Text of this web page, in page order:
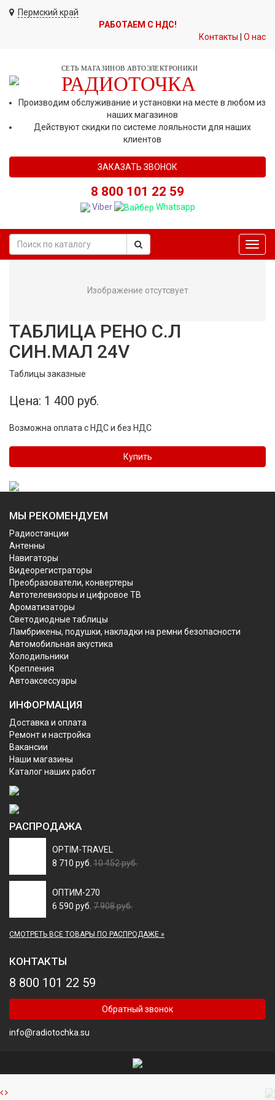
Пермский край
РАБОТАЕМ С НДС!
Контакты
О нас
СЕТЬ МАГАЗИНОВ АВТОЭЛЕКТРОНИКИ
РАДИОТОЧКА
Производим обслуживание и установки на месте в любом из
наших магазинов
Действуют скидки по системе лояльности для наших
клиентов
ЗАКАЗАТЬ ЗВОНОК
8 800 101 22 59
Viber Whatsapp
Изображение отсутсвует
ТАБЛИЦА РЕНО С.Л
СИН.МАЛ 24V
Таблицы заказные
Цена: 1 400 руб.
Возможна оплата с НДС и без НДС
Купить
МЫ РЕКОМЕНДУЕМ
Радиостанции
Антенны
Навигаторы
Видеорегистраторы
Преобразователи, конвертеры
Автотелевизоры и цифровое ТВ
Ароматизаторы
Светодиодные таблицы
Ламбрикены, подушки, накладки на ремни безопасности
Автомобильная акустика
Холодильники
Крепления
Автоаксессуары
ИНФОРМАЦИЯ
Доставка и оплата
Ремонт и настройка
Вакансии
Наши магазины
Каталог наших работ
РАСПРОДАЖА
OPTIM-TRAVEL
8 710 руб. 10 452 руб.
ОПТИМ-270
6 590 руб. 7 908 руб.
СМОТРЕТЬ ВСЕ ТОВАРЫ ПО РАСПРОДАЖЕ »
КОНТАКТЫ
8 800 101 22 59
Обратный звонок
info@radiotochka.su